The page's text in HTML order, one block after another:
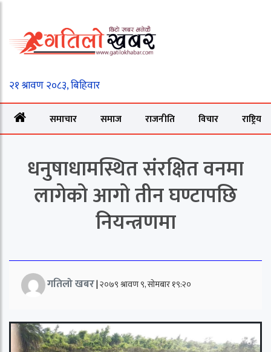
समाचार समाज राजनीति विचार राष्ट्रिय
धनुषाधामस्थित संरक्षित वनमा
लागेको आगो तीन घण्टापछि
नियन्त्रणमा
गतिलो खबर|२०७९ श्रावण ९, सोमबार १९:२०